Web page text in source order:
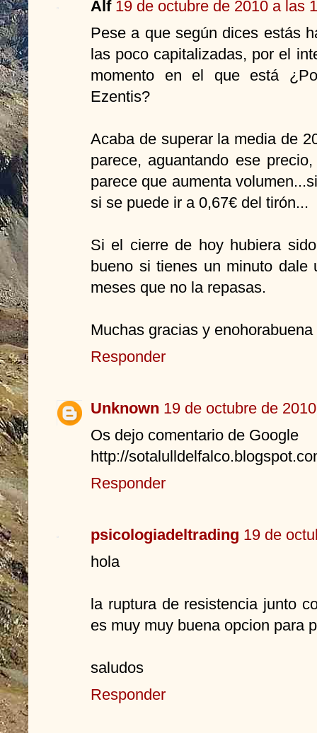
Alf 19 de octubre de 2010 a las
Pese a que según dices estás
las poco capitalizadas, por el
momento en el que está
Ezentis?
Acaba de superar la media de
parece, aguantando ese
parece que aumenta
si se puede ir a 0,67€ del tirón...
Si el cierre de hoy hubiera
bueno si tienes un minuto dale
meses que no la repasas.
Muchas gracias y
Responder
Unknown 19 de octubre de
Os dejo comentario de Google
http://
Responder
psicologiadeltrading 19 de
hola
la ruptura de resistencia junto
es muy muy buena opcion para
saludos
Responder